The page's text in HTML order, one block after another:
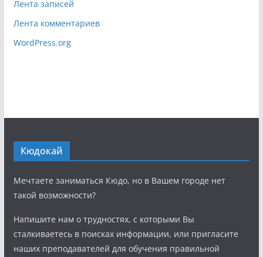
Лента записей
Лента комментариев
WordPress.org
Кюдокай
Мечтаете заниматься Кюдо, но в Вашем городе нет
такой возможности?
Напишите нам о трудностях, с которыми Вы
сталкиваетесь в поисках информации, или пригласите
наших преподавателей для обучения правильной